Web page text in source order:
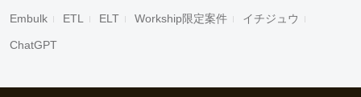
Embulk ETL ELT Workship限定案件 イチジュウ
ChatGPT